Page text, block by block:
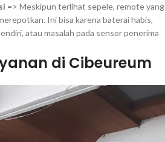
=> Meskipun terlihat sepele, remote yang
Ini bisa karena baterai habis,
atau masalah pada sensor penerima
di Cibeureum